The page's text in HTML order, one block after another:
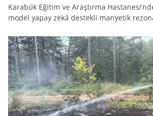
Karabük Eğitim ve Araştırma
model yapay zekâ destekli manyetik